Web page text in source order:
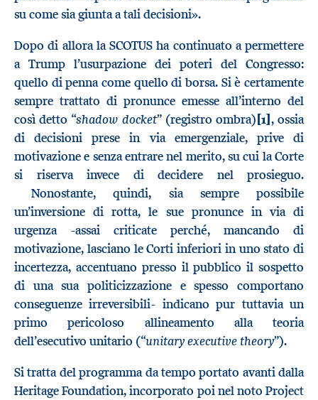
su come sia giunta a tali decisioni».
Dopo di allora la SCOTUS ha continuato a permettere
a Trump l’usurpazione dei poteri del Congresso:
quello di penna come quello di borsa. Si è certamente
sempre trattato di pronunce emesse all’interno del
così detto “shadow docket” (registro ombra) [1], ossia
di decisioni prese in via emergenziale, prive di
motivazione e senza entrare nel merito, su cui la Corte
si riserva invece di decidere nel prosieguo.
Nonostante, quindi, sia sempre possibile
un’inversione di rotta, le sue pronunce in via di
urgenza -assai criticate perché, mancando di
motivazione, lasciano le Corti inferiori in uno stato di
incertezza, accentuano presso il pubblico il sospetto
di una sua politicizzazione e spesso comportano
conseguenze irreversibili- indicano pur tuttavia un
primo pericoloso allineamento alla teoria
dell’esecutivo unitario (“unitary executive theory”).
Si tratta del programma da tempo portato avanti dalla
Heritage Foundation, incorporato poi nel noto Project